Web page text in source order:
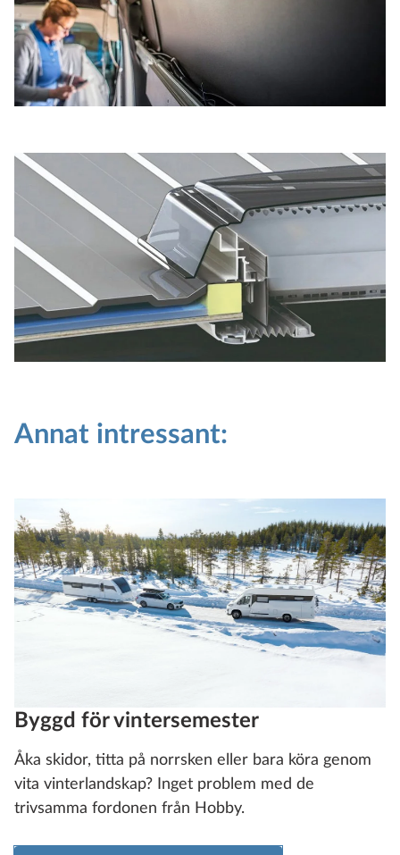
Annat intressant:
Byggd för vintersemester
Åka skidor, titta på norrsken eller bara köra genom
vita vinterlandskap? Inget problem med de
trivsamma fordonen från Hobby.